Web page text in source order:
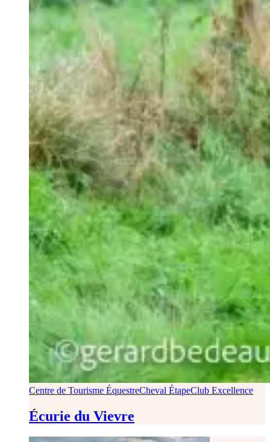
Centre de Tourisme ÉquestreCheval ÉtapeClub Excellence
Écurie du Vievre